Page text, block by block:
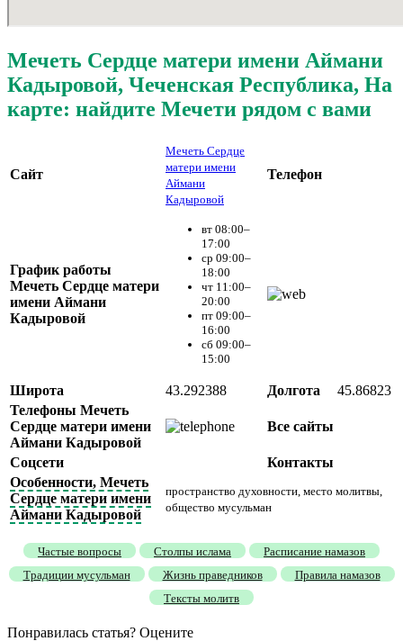
Мечеть Сердце матери имени Аймани
Кадыровой, Чеченская Республика, На
карте: найдите Мечети рядом с вами
Сайт
Мечеть Сердце
матери имени
Аймани
Кадыровой
Телефон
График работы
Мечеть Сердце матери
имени Аймани
Кадыровой
вт 08:00–
17:00
ср 09:00–
18:00
чт 11:00–
20:00
пт 09:00–
16:00
сб 09:00–
15:00
Широта 43.292388 Долгота
45.86823
Телефоны Мечеть
Сердце матери имени
Аймани Кадыровой
Все сайты
Соцсети
Контакты
Особенности, Мечеть
Сердце матери имени
Аймани Кадыровой
пространство духовности, место молитвы,
общество мусульман
Частые вопросы Столпы ислама
Расписание намазов
Традиции мусульман
Жизнь праведников
Правила намазов
Тексты молитв
Понравилась статья? Оцените